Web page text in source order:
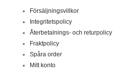
Försäljningsvillkor
Integritetspolicy
Återbetalnings- och returpolicy
Fraktpolicy
Spåra order
Mitt konto